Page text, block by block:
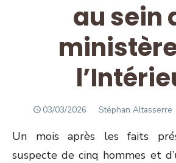
au sein
POSTED
03/03/2026 Author
Stéphan Altasserre
Un mois après les faits
suspecte de cinq hommes et